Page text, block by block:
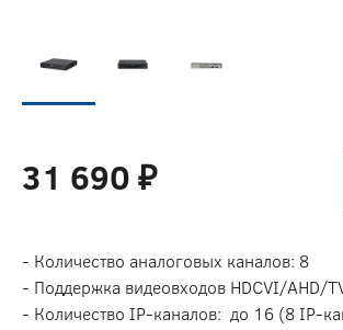
31 690 ₽
- Количество аналоговых каналов: 8
- Поддержка видеовходов HDCVI/AHD/
- Количество IP-каналов: до 16 (8 IP-